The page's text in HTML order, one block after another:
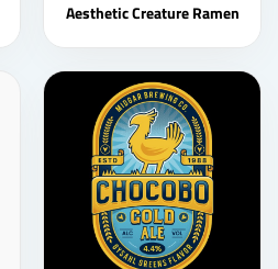
Aesthetic Creature Ramen